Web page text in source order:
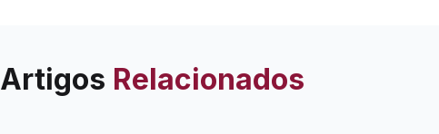
Artigos Relacionados